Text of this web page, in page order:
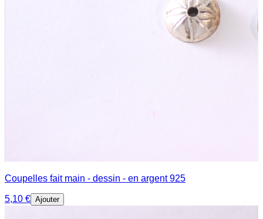
Coupelles fait main - dessin - en argent 925
5,10 € Ajouter